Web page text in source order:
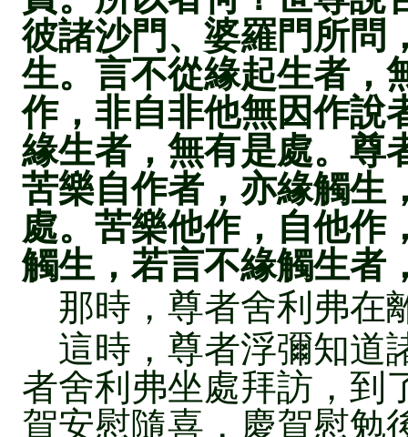
彼諸沙門、婆羅門所問
生。言不從緣起生者，
作，非自非他無因作說
緣生者，無有是處。尊
苦樂自作者，亦緣觸生
處。苦樂他作，自他作
觸生，若言不緣觸生者
那時，尊者舍利弗在
這時，尊者浮彌知道
者舍利弗坐處拜訪，到
賀安慰隨喜，慶賀慰勉